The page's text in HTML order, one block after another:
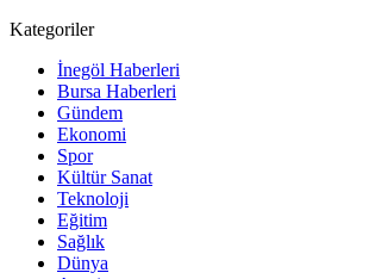
Kategoriler
İnegöl Haberleri
Bursa Haberleri
Gündem
Ekonomi
Spor
Kültür Sanat
Teknoloji
Eğitim
Sağlık
Dünya